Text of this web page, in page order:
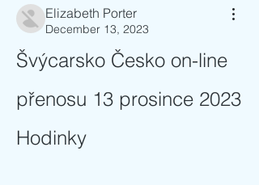
Elizabeth Porter
December 13, 2023
Švýcarsko Česko on-line
přenosu 13 prosince 2023
Hodinky